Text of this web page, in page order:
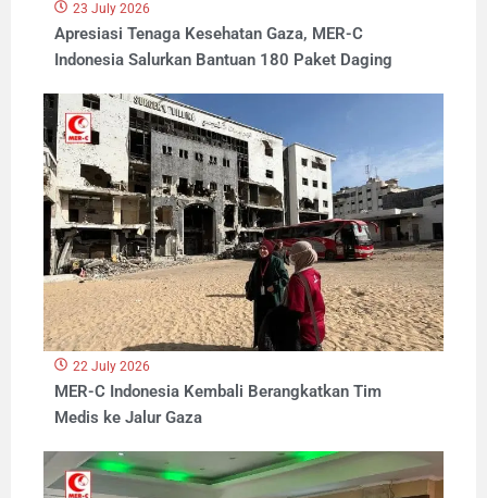
23 July 2026
Apresiasi Tenaga Kesehatan Gaza, MER-C
Indonesia Salurkan Bantuan 180 Paket Daging
22 July 2026
MER-C Indonesia Kembali Berangkatkan Tim
Medis ke Jalur Gaza